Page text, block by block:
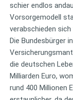
schier endlos
Vorsorgemodell
verabschieden
Die Bundesbürger
die deutschen
Milliarden Euro,
rund 400 Millionen